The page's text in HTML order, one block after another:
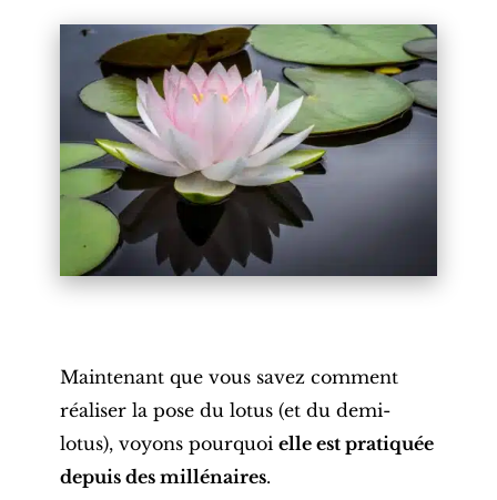
Maintenant que vous savez comment
réaliser la pose du lotus (et du demi-
lotus), voyons pourquoi elle est pratiquée
depuis des millénaires.